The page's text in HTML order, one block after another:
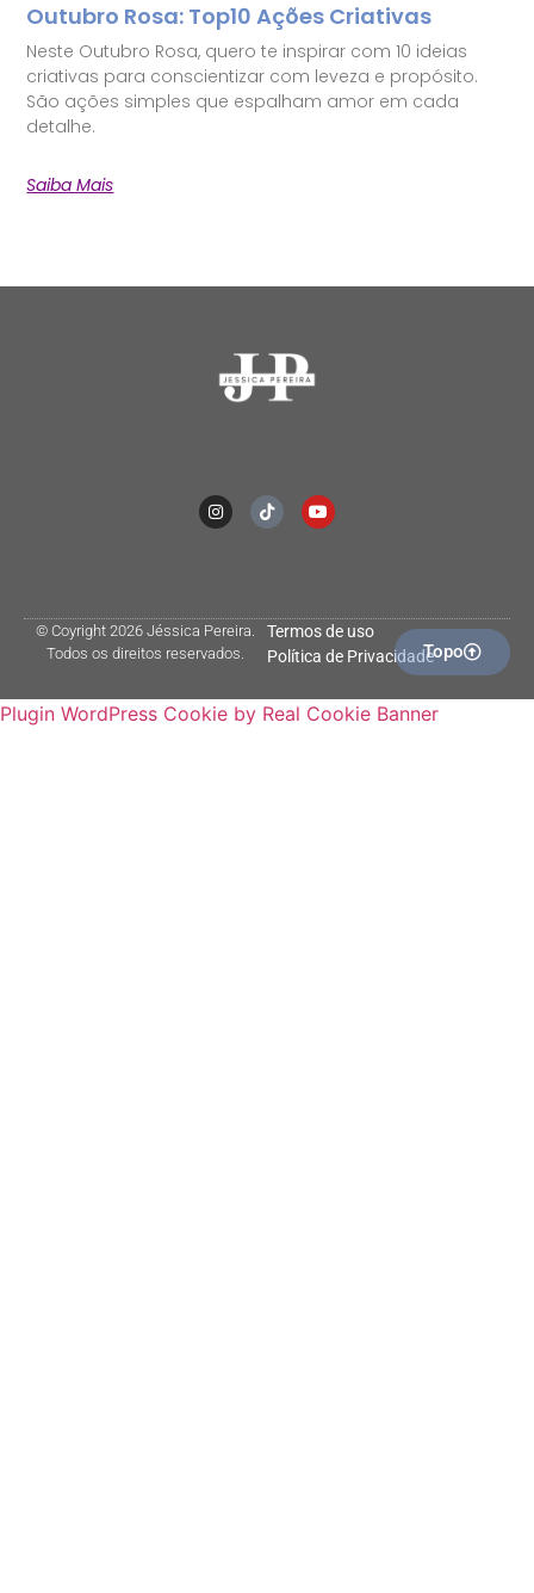
Outubro Rosa: Top10 Ações Criativas
Neste Outubro Rosa, quero te inspirar com 10 ideias
criativas para conscientizar com leveza e propósito.
São ações simples que espalham amor em cada
detalhe.
Saiba Mais
© Coyright 2026 Jéssica Pereira.
Todos os direitos reservados.
Termos de uso
Política de PrivacidadeTopo
Plugin WordPress Cookie by Real Cookie Banner